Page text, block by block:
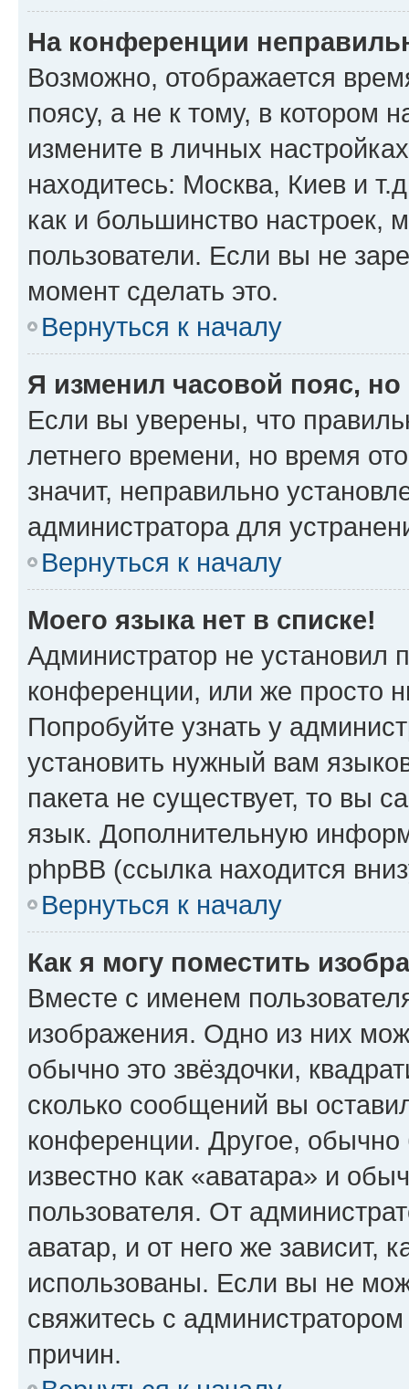
На конференции
Возможно, отображается
поясу, а не к тому, в котором
измените в личных
находитесь: Москва, Киев и
как и большинство настроек,
пользователи. Если вы не
момент сделать это.
Вернуться к началу
Я изменил часовой пояс,
Если вы уверены, что
летнего времени, но время
значит, неправильно
администратора для
Вернуться к началу
Моего языка нет в списке!
Администратор не установил
конференции, или же просто
Попробуйте узнать у
установить нужный вам
пакета не существует, то вы
язык. Дополнительную
phpBB (ссылка находится
Вернуться к началу
Как я могу поместить
Вместе с именем
изображения. Одно из них
обычно это звёздочки,
сколько сообщений вы
конференции. Другое,
известно как «аватара» и
пользователя. От
аватар, и от него же зависит,
использованы. Если вы не
свяжитесь с
причин.